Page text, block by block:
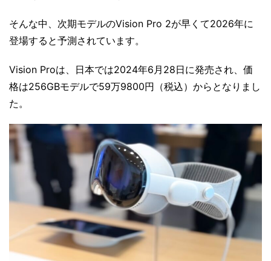
そんな中、次期モデルのVision Pro 2が早くて2026年に
登場すると予測されています。
Vision Proは、日本では2024年6月28日に発売され、価
格は256GBモデルで59万9800円（税込）からとなりまし
た。